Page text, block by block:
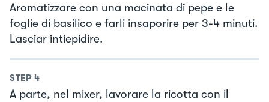
Aromatizzare con una macinata di pepe e le
foglie di basilico e farli insaporire per 3-4 minuti.
Lasciar intiepidire.
STEP 4
A parte, nel mixer, lavorare la ricotta con il